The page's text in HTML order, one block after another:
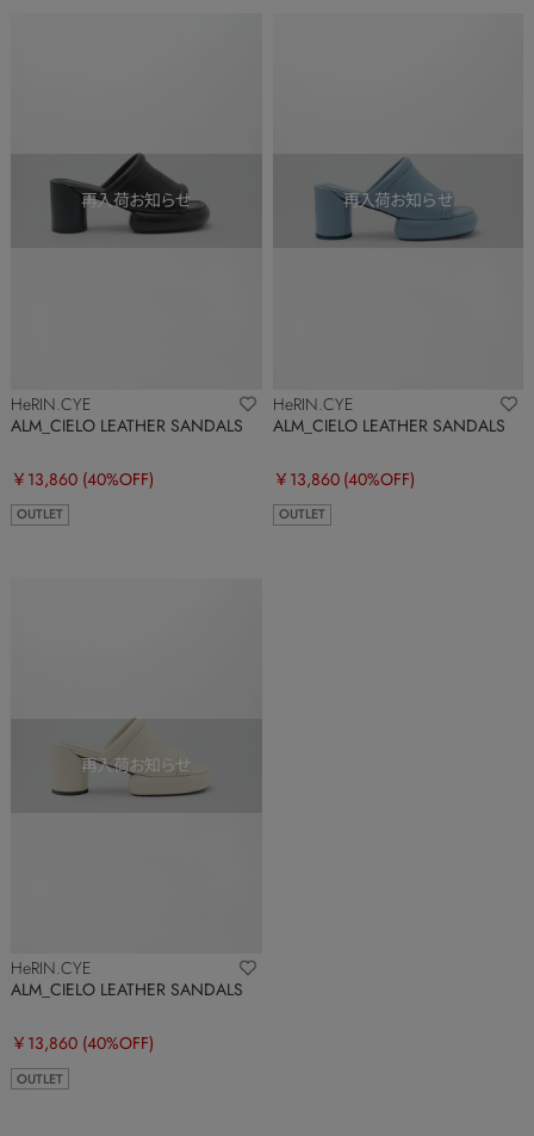
HeRIN.CYE
ALM_CIELO LEATHER SANDALS
￥13,860 (40%OFF)
OUTLET
HeRIN.CYE
ALM_CIELO LEATHER SANDALS
￥13,860 (40%OFF)
OUTLET
HeRIN.CYE
ALM_CIELO LEATHER SANDALS
￥13,860 (40%OFF)
OUTLET